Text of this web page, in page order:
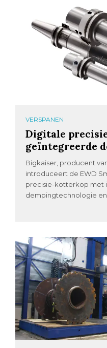
VERSPANEN
Digitale
geïntegreerde
Bigkaiser, producent
introduceert de EWD
precisie-kotterkop met
dempingtechnologie